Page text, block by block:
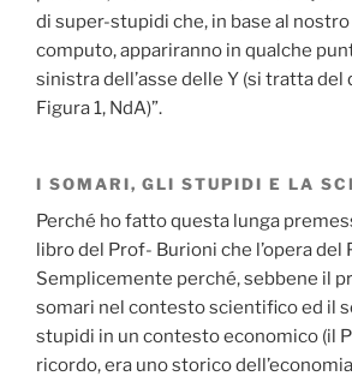
di super-stupidi che, in base al
computo, appariranno in qualche
sinistra dell’asse delle Y (si tratta del
Figura 1, NdA)”.
I SOMARI, GLI STUPIDI E LA
Perché ho fatto questa lunga
libro del Prof- Burioni che l’opera del
Semplicemente perché, sebbene il
somari nel contesto scientifico ed il
stupidi in un contesto economico (il
ricordo, era uno storico